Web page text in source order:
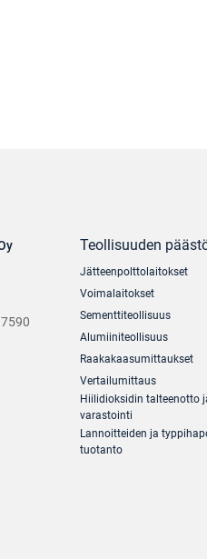
Teollisuuden
Jätteenpolttolaitokset
Voimalaitokset
Sementtiteollisuus
Alumiiniteollisuus
Raakakaasumittaukset
Vertailumittaus
Hiilidioksidin talteenotto
varastointi
Lannoitteiden ja
tuotanto